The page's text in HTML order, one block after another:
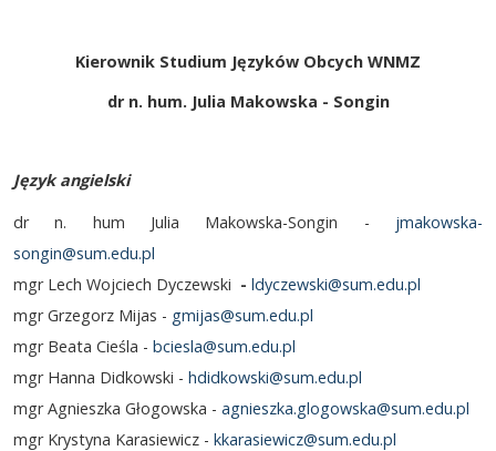
Kierownik Studium Języków Obcych WNMZ
dr n. hum. Julia Makowska - Songin
Język angielski
dr n. hum Julia Makowska-Songin - jmakowska-
songin@sum.edu.pl
mgr Lech Wojciech Dyczewski - ldyczewski@sum.edu.pl
mgr Grzegorz Mijas - gmijas@sum.edu.pl
mgr Beata Cieśla - bciesla@sum.edu.pl
mgr Hanna Didkowski - hdidkowski@sum.edu.pl
mgr Agnieszka Głogowska - agnieszka.glogowska@sum.edu.pl
mgr Krystyna Karasiewicz - kkarasiewicz@sum.edu.pl